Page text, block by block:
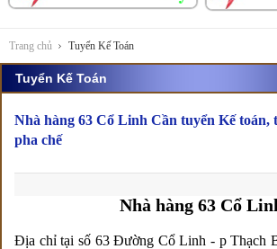
Trang chủ Tuyển Kế Toán
Tuyển Kế Toán
Nhà hàng 63 Cổ Linh Cần tuyển Kế toán,
pha chế
Nhà hàng 63 Cổ
Địa chỉ tại số 63 Đường Cổ Linh - p Thạch